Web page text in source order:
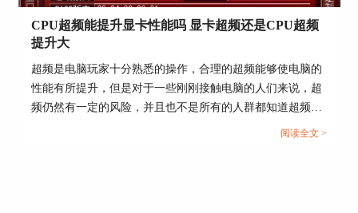
CPU超频能提升显卡性能吗 显卡超频还是CPU超频
提升大
超频是电脑玩家十分熟悉的操作，合理的超频能够使电脑的
性能有所提升，但是对于一些刚刚接触电脑的人们来说，超
频仍然有一定的风险，并且也不是所有的人群都知道超频的
作用，那么今天我们就来说一说CPU超频能提升显卡性能
阅读全文 >